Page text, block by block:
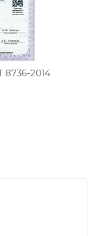
8736-2014